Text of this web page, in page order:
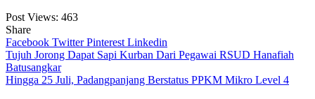
Post Views: 463
Share
Facebook TwitterPinterest Linkedin
Navigasi
pos
Tujuh Jorong Dapat Sapi Kurban Dari Pegawai RSUD Hanafiah
Batusangkar
Hingga 25 Juli, Padangpanjang Berstatus PPKM Mikro Level 4